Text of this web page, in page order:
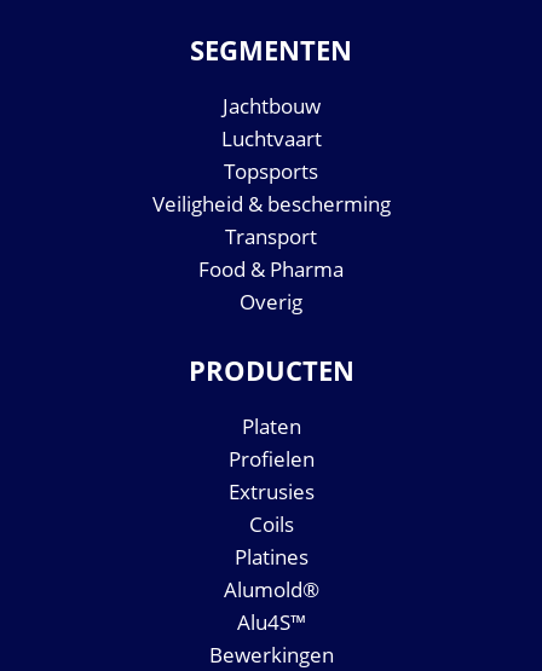
SEGMENTEN
Jachtbouw
Luchtvaart
Topsports
Veiligheid & bescherming
Transport
Food & Pharma
Overig
PRODUCTEN
Platen
Profielen
Extrusies
Coils
Platines
Alumold®
Alu4S™
Bewerkingen